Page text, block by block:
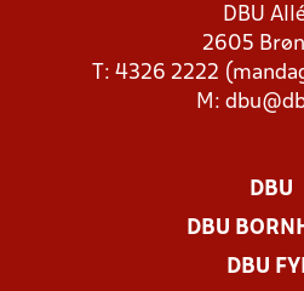
DBU Allé
2605
T: 4326 2222
M:
DBU
DBU
DBU